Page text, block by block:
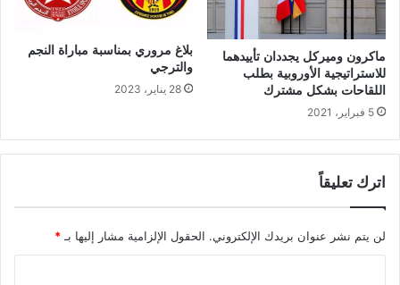
ماكرون وميركل يجددان تأييدهما
للاستراتيجية الأوروبية بطلب
اللقاحات بشكل مشترك
5 فبراير، 2021
بلاغ مروري بمناسبة مباراة النجم
والترجي
28 يناير، 2023
اترك تعليقاً
لن يتم نشر عنوان بريدك الإلكتروني. الحقول الإلزامية مشار إليها بـ *